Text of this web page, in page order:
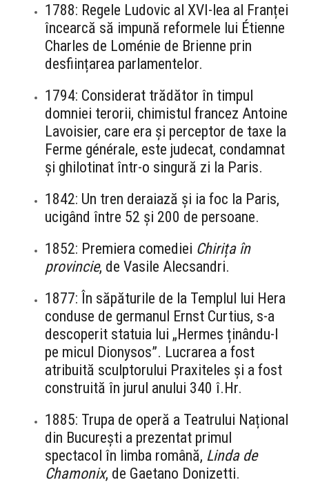
1788: Regele Ludovic al XVI-lea al Franței
încearcă să impună reformele lui Étienne
Charles de Loménie de Brienne prin
desființarea parlamentelor.
1794: Considerat trădător în timpul
domniei terorii, chimistul francez Antoine
Lavoisier, care era și perceptor de taxe la
Ferme générale, este judecat, condamnat
și ghilotinat într-o singură zi la Paris.
1842: Un tren deraiază și ia foc la Paris,
ucigând între 52 și 200 de persoane.
1852: Premiera comediei Chirița în
provincie, de Vasile Alecsandri.
1877: În săpăturile de la Templul lui Hera
conduse de germanul Ernst Curtius, s-a
descoperit statuia lui „Hermes ținându-l
pe micul Dionysos”. Lucrarea a fost
atribuită sculptorului Praxiteles și a fost
construită în jurul anului 340 î.Hr.
1885: Trupa de operă a Teatrului Național
din București a prezentat primul
spectacol în limba română, Linda de
Chamonix, de Gaetano Donizetti.